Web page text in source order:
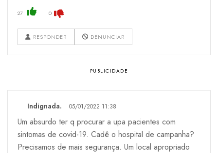
27 0
RESPONDER DENUNCIAR
Indignada. 05/01/2022 11:38
Um absurdo ter q procurar a upa pacientes com
sintomas de covid-19. Cadê o hospital de campanha?
Precisamos de mais segurança. Um local apropriado